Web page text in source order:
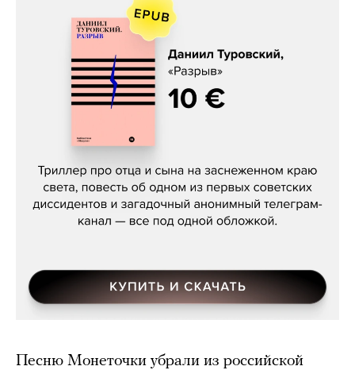
Даниил Туровский, «Разрыв»
Песню Монеточки убрали из российской